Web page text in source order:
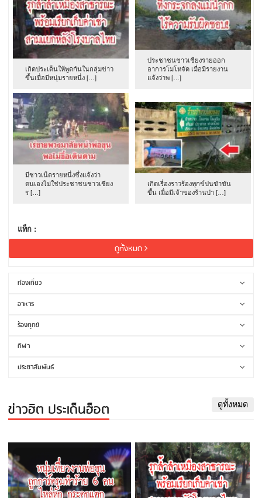
เกิดประเด็นให้พูดกันในกลุ่มข่าว
ขึ้นเมื่อมีหนุ่มรายหนึ่ง […]
ประชาชนชาวเชียงรายออก
อาการโมโหจัด เมื่อมีรายงาน
แจ้งว่าพ […]
มีชาวเน็ตรายหนึ่งซึ่งแจ้งว่า
ตนเองไม่ใช่ประชาชนชาวเชียง
ร […]
เกิดเรื่องราวร้องทุกข์ปนขำขัน
ขึ้น เมื่อมีเจ้าของร้านป่า […]
แท็ก :
ดูทั้งหมด
ท่องเที่ยว
อาหาร
ร้องทุกข์
กีฬา
ประชาสัมพันธ์
ข่าวฮิต ประเด็นฮ็อต ดูทั้งหมด